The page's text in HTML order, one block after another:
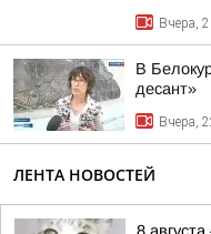
Вчера,
В
десант»
Вчера,
ЛЕНТА НОВОСТЕЙ